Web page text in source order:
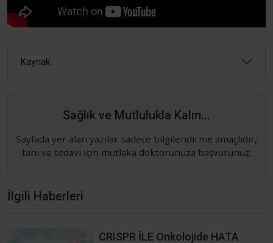
Kaynak
Sağlık ve Mutlulukla Kalın...
Sayfada yer alan yazılar sadece bilgilendirme amaçlıdır,
tanı ve tedavi için mutlaka doktorunuza başvurunuz.
İlgili Haberleri
CRISPR İLE Onkolojide HATA